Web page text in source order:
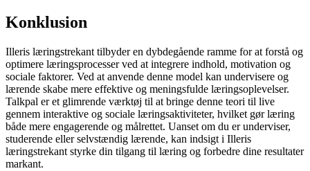
Konklusion
Illeris læringstrekant tilbyder en dybdegående ramme for at forstå og
optimere læringsprocesser ved at integrere indhold, motivation og
sociale faktorer. Ved at anvende denne model kan undervisere og
lærende skabe mere effektive og meningsfulde læringsoplevelser.
Talkpal er et glimrende værktøj til at bringe denne teori til live
gennem interaktive og sociale læringsaktiviteter, hvilket gør læring
både mere engagerende og målrettet. Uanset om du er underviser,
studerende eller selvstændig lærende, kan indsigt i Illeris
læringstrekant styrke din tilgang til læring og forbedre dine resultater
markant.